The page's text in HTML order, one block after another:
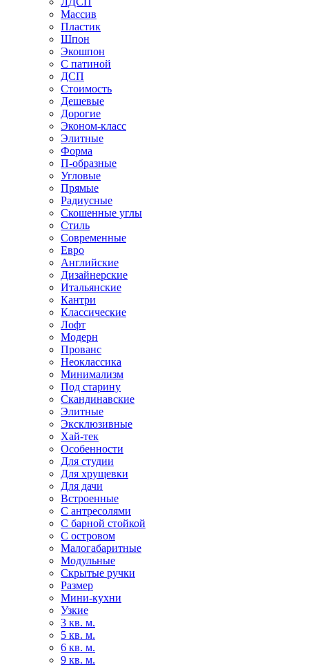
Массив
Пластик
Шпон
Экошпон
С патиной
ДСП
Стоимость
Дешевые
Дорогие
Эконом-класс
Элитные
Форма
П-образные
Угловые
Прямые
Радиусные
Скошенные углы
Стиль
Современные
Евро
Английские
Дизайнерские
Итальянские
Кантри
Классические
Лофт
Модерн
Прованс
Неоклассика
Минимализм
Под старину
Скандинавские
Элитные
Эксклюзивные
Хай-тек
Особенности
Для студии
Для хрущевки
Для дачи
Встроенные
С антресолями
С барной стойкой
С островом
Малогабаритные
Модульные
Скрытые ручки
Размер
Мини-кухни
Узкие
3 кв. м.
5 кв. м.
6 кв. м.
9 кв. м.